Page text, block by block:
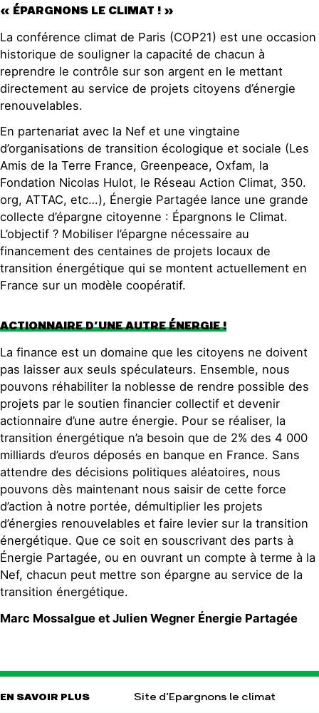
« ÉPARGNONS LE CLIMAT ! »
La conférence climat de Paris (COP21) est une occasion
historique de souligner la capacité de chacun à
reprendre le contrôle sur son argent en le mettant
directement au service de projets citoyens d’énergie
renouvelables.
En partenariat avec la Nef et une vingtaine
d’organisations de transition écologique et sociale (Les
Amis de la Terre France, Greenpeace, Oxfam, la
Fondation Nicolas Hulot, le Réseau Action Climat, 350.
org, ATTAC, etc…), Énergie Partagée lance une grande
collecte d’épargne citoyenne : Épargnons le Climat.
L’objectif ? Mobiliser l’épargne nécessaire au
financement des centaines de projets locaux de
transition énergétique qui se montent actuellement en
France sur un modèle coopératif.
ACTIONNAIRE D’UNE AUTRE ÉNERGIE !
La finance est un domaine que les citoyens ne doivent
pas laisser aux seuls spéculateurs. Ensemble, nous
pouvons réhabiliter la noblesse de rendre possible des
projets par le soutien financier collectif et devenir
actionnaire d’une autre énergie. Pour se réaliser, la
transition énergétique n’a besoin que de 2% des 4 000
milliards d’euros déposés en banque en France. Sans
attendre des décisions politiques aléatoires, nous
pouvons dès maintenant nous saisir de cette force
d’action à notre portée, démultiplier les projets
d’énergies renouvelables et faire levier sur la transition
énergétique. Que ce soit en souscrivant des parts à
Énergie Partagée, ou en ouvrant un compte à terme à la
Nef, chacun peut mettre son épargne au service de la
transition énergétique.
Marc Mossalgue et Julien Wegner Énergie Partagée
EN SAVOIR PLUS Site d’Epargnons le climat